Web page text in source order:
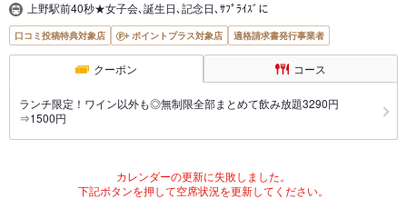
上野駅前40秒★女子会､誕生日､記念日､ｻﾌﾟﾗｲｽﾞに
口コミ投稿特典対象店 ポイントプラス対象店 適格請求書発行事業者
クーポン コース
ランチ限定！ワイン以外も◎無制限全部まとめて飲み放題3290円
⇒1500円
カレンダーの更新に失敗しました。
下記ボタンを押して空席状況を更新してください。